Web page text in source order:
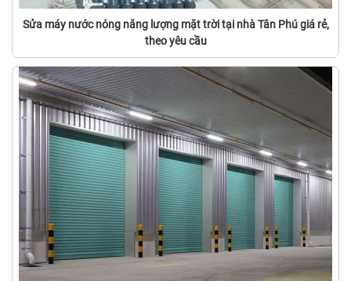
Sửa máy nước nóng năng lượng mặt trời tại nhà Tân Phú giá rẻ,
theo yêu cầu